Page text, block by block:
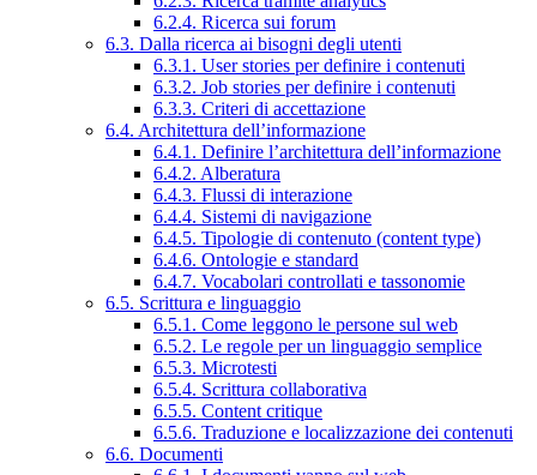
6.2.4. Ricerca sui forum
6.3. Dalla ricerca ai bisogni degli utenti
6.3.1. User stories per definire i contenuti
6.3.2. Job stories per definire i contenuti
6.3.3. Criteri di accettazione
6.4. Architettura dell’informazione
6.4.1. Definire l’architettura dell’informazione
6.4.2. Alberatura
6.4.3. Flussi di interazione
6.4.4. Sistemi di navigazione
6.4.5. Tipologie di contenuto (content type)
6.4.6. Ontologie e standard
6.4.7. Vocabolari controllati e tassonomie
6.5. Scrittura e linguaggio
6.5.1. Come leggono le persone sul web
6.5.2. Le regole per un linguaggio semplice
6.5.3. Microtesti
6.5.4. Scrittura collaborativa
6.5.5. Content critique
6.5.6. Traduzione e localizzazione dei contenuti
6.6. Documenti